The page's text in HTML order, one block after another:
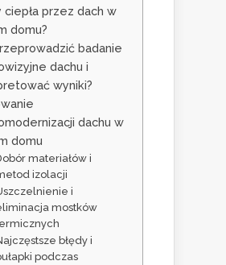
ciepła przez dach w
domu?
badanie
dachu i
wyniki?
dachu w
domu
materiałów i
izolacji
i
mostków
błędy i
podczas